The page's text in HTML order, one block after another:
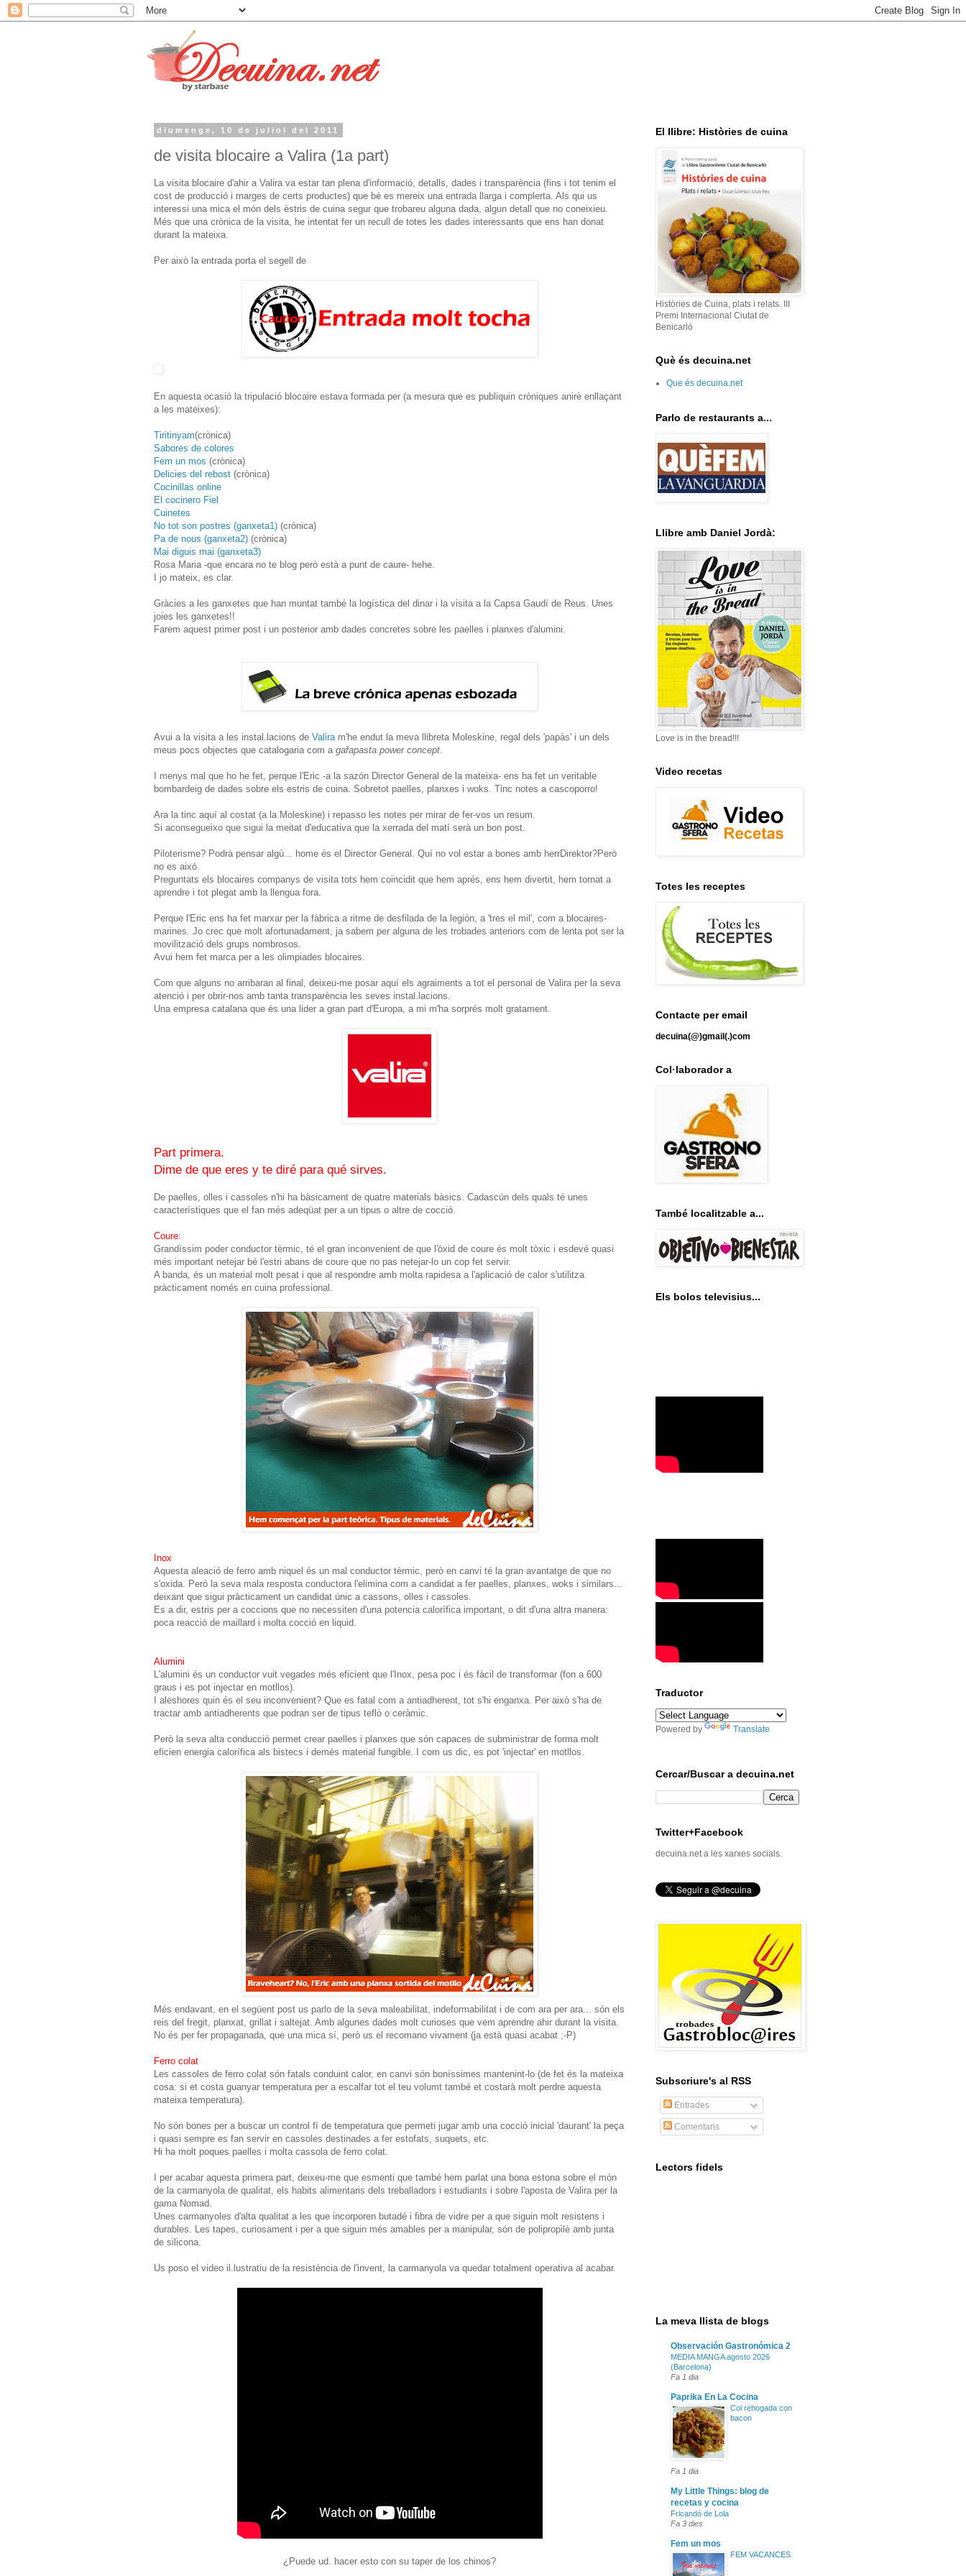
diumenge, 10 de juliol del 2011
de visita blocaire a Valira (1a part)
La visita blocaire d'ahir a Valira va estar tan plena d'informació, detalls, dades i transparència (fins i tot tenim el
cost de producció i marges de certs productes) que bé es mereix una entrada llarga i complerta. Als qui us
interessi una mica el món dels èstris de cuina segur que trobareu alguna dada, algun detall que no coneixieu.
Més que una crònica de la visita, he intentat fer un recull de totes les dades interessants que ens han donat
durant la mateixa.
Per això la entrada porta el segell de
En aquesta ocasió la tripulació blocaire estava formada per (a mesura que es publiquin cròniques anirè enllaçant
a les mateixes):
Tiritinyam(crònica)
Sabores de colores
Fem un mos (crònica)
Delicies del rebost (crònica)
Cocinillas online
El cocinero Fiel
Cuinetes
No tot son postres (ganxeta1) (crònica)
Pa de nous (ganxeta2) (crònica)
Mai diguis mai (ganxeta3)
Rosa Maria -que encara no te blog però està a punt de caure- hehe.
I jo mateix, es clar.
Gràcies a les ganxetes que han muntat també la logística del dinar i la visita a la Capsa Gaudí de Reus. Unes
joies les ganxetes!!
Farem aquest primer post i un posterior amb dades concretes sobre les paelles i planxes d'alumini.
Avui a la visita a les instal.lacions de Valira m'he endut la meva llibreta Moleskine, regal dels 'papàs' i un dels
meus pocs objectes que catalogaria com a gafapasta power concept
I menys mal que ho he fet, perque l'Eric -a la sazón Director General de la mateixa- ens ha fet un veritable
bombardeig de dades sobre els estris de cuina. Sobretot paelles, planxes i woks. Tinc notes a cascoporro!
Ara la tinc aquí al costat (a la Moleskine) i repasso les notes per mirar de fer-vos un resum.
Si aconsegueixo que sigui la meitat d'educativa que la xerrada del matí serà un bon post.
Piloterisme? Podrà pensar algú... home és el Director General. Quí no vol estar a bones amb herrDirektor?Però
no es aixó.
Preguntats els blocaires companys de visita tots hem coincidit que hem aprés, ens hem divertit, hem tornat a
aprendre i tot plegat amb la llengua fora.
Perque l'Eric ens ha fet marxar per la fàbrica a ritme de desfilada de la legión, a 'tres el mil', com a blocaires-
marines. Jo crec que molt afortunadament, ja sabem per alguna de les trobades anteriors com de lenta pot ser la
movilització dels grups nombrosos.
Avui hem fet marca per a les olimpiades blocaires.
Com que alguns no arribaran al final, deixeu-me posar aquí els agraiments a tot el personal de Valira per la seva
atenció i per obrir-nos amb tanta transparència les seves instal.lacions.
Una empresa catalana que és una lider a gran part d'Europa, a mi m'ha sorprés molt gratament.
Part primera.
Dime de que eres y te diré para qué sirves.
De paelles, olles i cassoles n'hi ha bàsicament de quatre materials bàsics. Cadascún dels quals té unes
característiques que el fan més adeqüat per a un tipus o altre de cocció.
Coure:
Grandíssim poder conductor tèrmic, té el gran inconvenient de que l'òxid de coure és molt tòxic i esdevé quasi
més important netejar bé l'estri abans de coure que no pas netejar-lo un cop fet servir.
A banda, és un material molt pesat i que al respondre amb molta rapidesa a l'aplicació de calor s'utilitza
pràcticament només en cuina professional.
Inox
Aquesta aleació de ferro amb niquel és un mal conductor tèrmic, però en canvi té la gran avantatge de que no
s'oxida. Però la seva mala resposta conductora l'elimina com a candidat a fer paelles, planxes, woks i similars...
deixant que sigui pràcticament un candidat únic a cassons, olles i cassoles.
Es a dir, estris per a coccions que no necessiten d'una potencia calorífica important, o dit d'una altra manera:
poca reacció de maillard i molta cocció en liquid.
Alumini
L'alumini és un conductor vuit vegades més eficient que l'Inox, pesa poc i és fàcil de transformar (fon a 600
graus i es pot injectar en motllos).
I aleshores quin és el seu inconvenient? Que es fatal com a antiadherent, tot s'hi enganxa. Per això s'ha de
tractar amb antiadherents que podran ser de tipus teflò o ceràmic.
Però la seva alta conducció permet crear paelles i planxes que són capaces de subministrar de forma molt
eficien energia calorífica als bistecs i demés material fungible. I com us dic, es pot 'injectar' en motllos.
Més endavant, en el següent post us parlo de la seva maleabilitat, indeformabilitat i de com ara per ara... són els
reis del fregit, planxat, grillat i saltejat. Amb algunes dades molt curioses que vem aprendre ahir durant la visita.
No és per fer propaganada, que una mica sí, però us el recomano vivament (ja està quasi acabat ;-P)
Ferro colat
Les cassoles de ferro colat són fatals conduint calor, en canvi són boníssimes mantenint-lo (de fet és la mateixa
cosa: si et costa guanyar temperatura per a escalfar tot el teu volumt també et costarà molt perdre aquesta
mateixa temperatura).
No són bones per a buscar un control fí de temperatura que permeti jugar amb una cocció inicial 'daurant' la peça
i quasi sempre es fan servir en cassoles destinades a fer estofats, suquets, etc.
Hi ha molt poques paelles i molta cassola de ferro colat.
I per acabar aquesta primera part, deixeu-me que esmenti que també hem parlat una bona estona sobre el món
de la carmanyola de qualitat, els habits alimentaris dels treballadors i estudiants i sobre l'aposta de Valira per la
gama Nomad.
Unes carmanyoles d'alta qualitat a les que incorporen butadé i fibra de vidre per a que siguin molt resistens i
durables. Les tapes, curiosament i per a que siguin més amables per a manipular, són de polipropilè amb junta
de silicona.
Us poso el video il.lustratiu de la resistència de l'invent, la carmanyola va quedar totalment operativa al acabar.
¿Puede ud. hacer esto con su taper de los chinos?
El llibre: Històries de cuina
Històries de Cuina, plats i relats. III
Premi Internacional Ciutat de
Benicarló
Què és decuina.net
Que és decuina.net
Parlo de restaurants a...
Llibre amb Daniel Jordà:
Love is in the bread!!!
Video recetas
Totes les receptes
Contacte per email
decuina(@)gmail(.)com
Col·laborador a
També localitzable a...
Els bolos televisius...
Traductor
Powered by Translate
Cercar/Buscar a decuina.net
Twitter+Facebook
decuina.net a les xarxes socials.
Subscriure's al RSS
Entrades
Comentaris
Lectors fidels
La meva llista de blogs
Observación Gastronómica 2
MEDIA MANGA agosto 2026
(Barcelona)
Fa 1 dia
Paprika En La Cocina
Col rehogada con
bacon
Fa 1 dia
My Little Things: blog de
recetas y cocina
Fricandó de Lola
Fa 3 dies
Fem un mos
FEM VACANCES